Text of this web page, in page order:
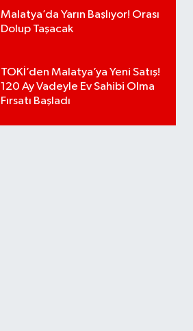
Malatya’da Yarın Başlıyor! Orası
Dolup Taşacak
TOKİ’den Malatya’ya Yeni Satış!
120 Ay Vadeyle Ev Sahibi Olma
Fırsatı Başladı